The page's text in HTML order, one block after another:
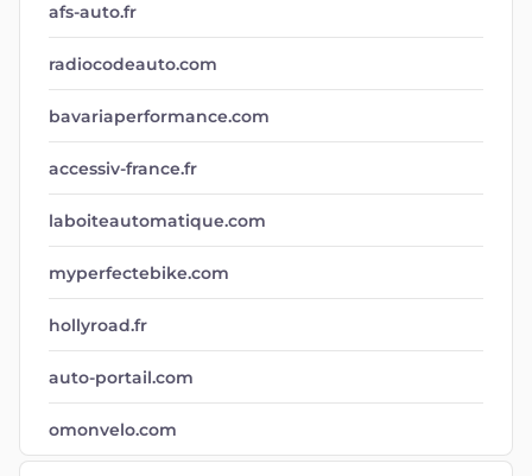
afs-auto.fr
radiocodeauto.com
bavariaperformance.com
accessiv-france.fr
laboiteautomatique.com
myperfectebike.com
hollyroad.fr
auto-portail.com
omonvelo.com